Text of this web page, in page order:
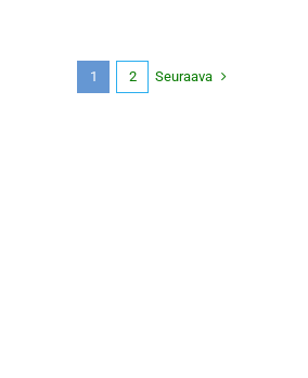
1 2 Seuraava